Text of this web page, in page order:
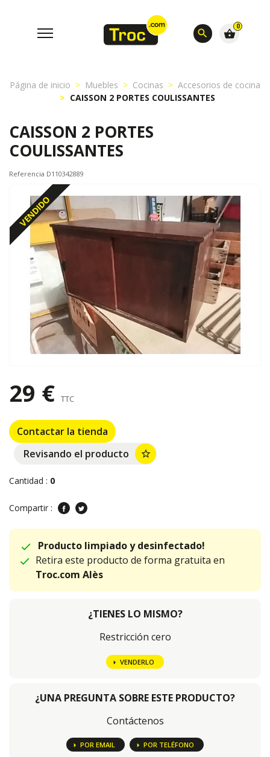
search
0
shopping_basket
Página de inicio Muebles Cocinas
Accesorios de cocina
CAISSON 2 PORTES COULISSANTES
CAISSON 2 PORTES
COULISSANTES
Referencia D110342889
VENDIDO
29 € TTC
Contactar la tienda
Revisando el producto
star_border
Cantidad : 0
Compartir :
Producto limpiado y desinfectado!
Retira este producto de forma gratuita en
Troc.com Alès
¿TIENES LO MISMO?
Restricción cero
VENDERLO
¿UNA PREGUNTA SOBRE ESTE PRODUCTO?
Contáctenos
POR EMAIL POR TELÉFONO